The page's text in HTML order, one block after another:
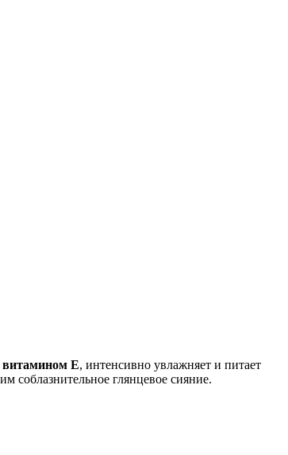
витамином E, интенсивно увлажняет и питает
соблазнительное глянцевое сияние.